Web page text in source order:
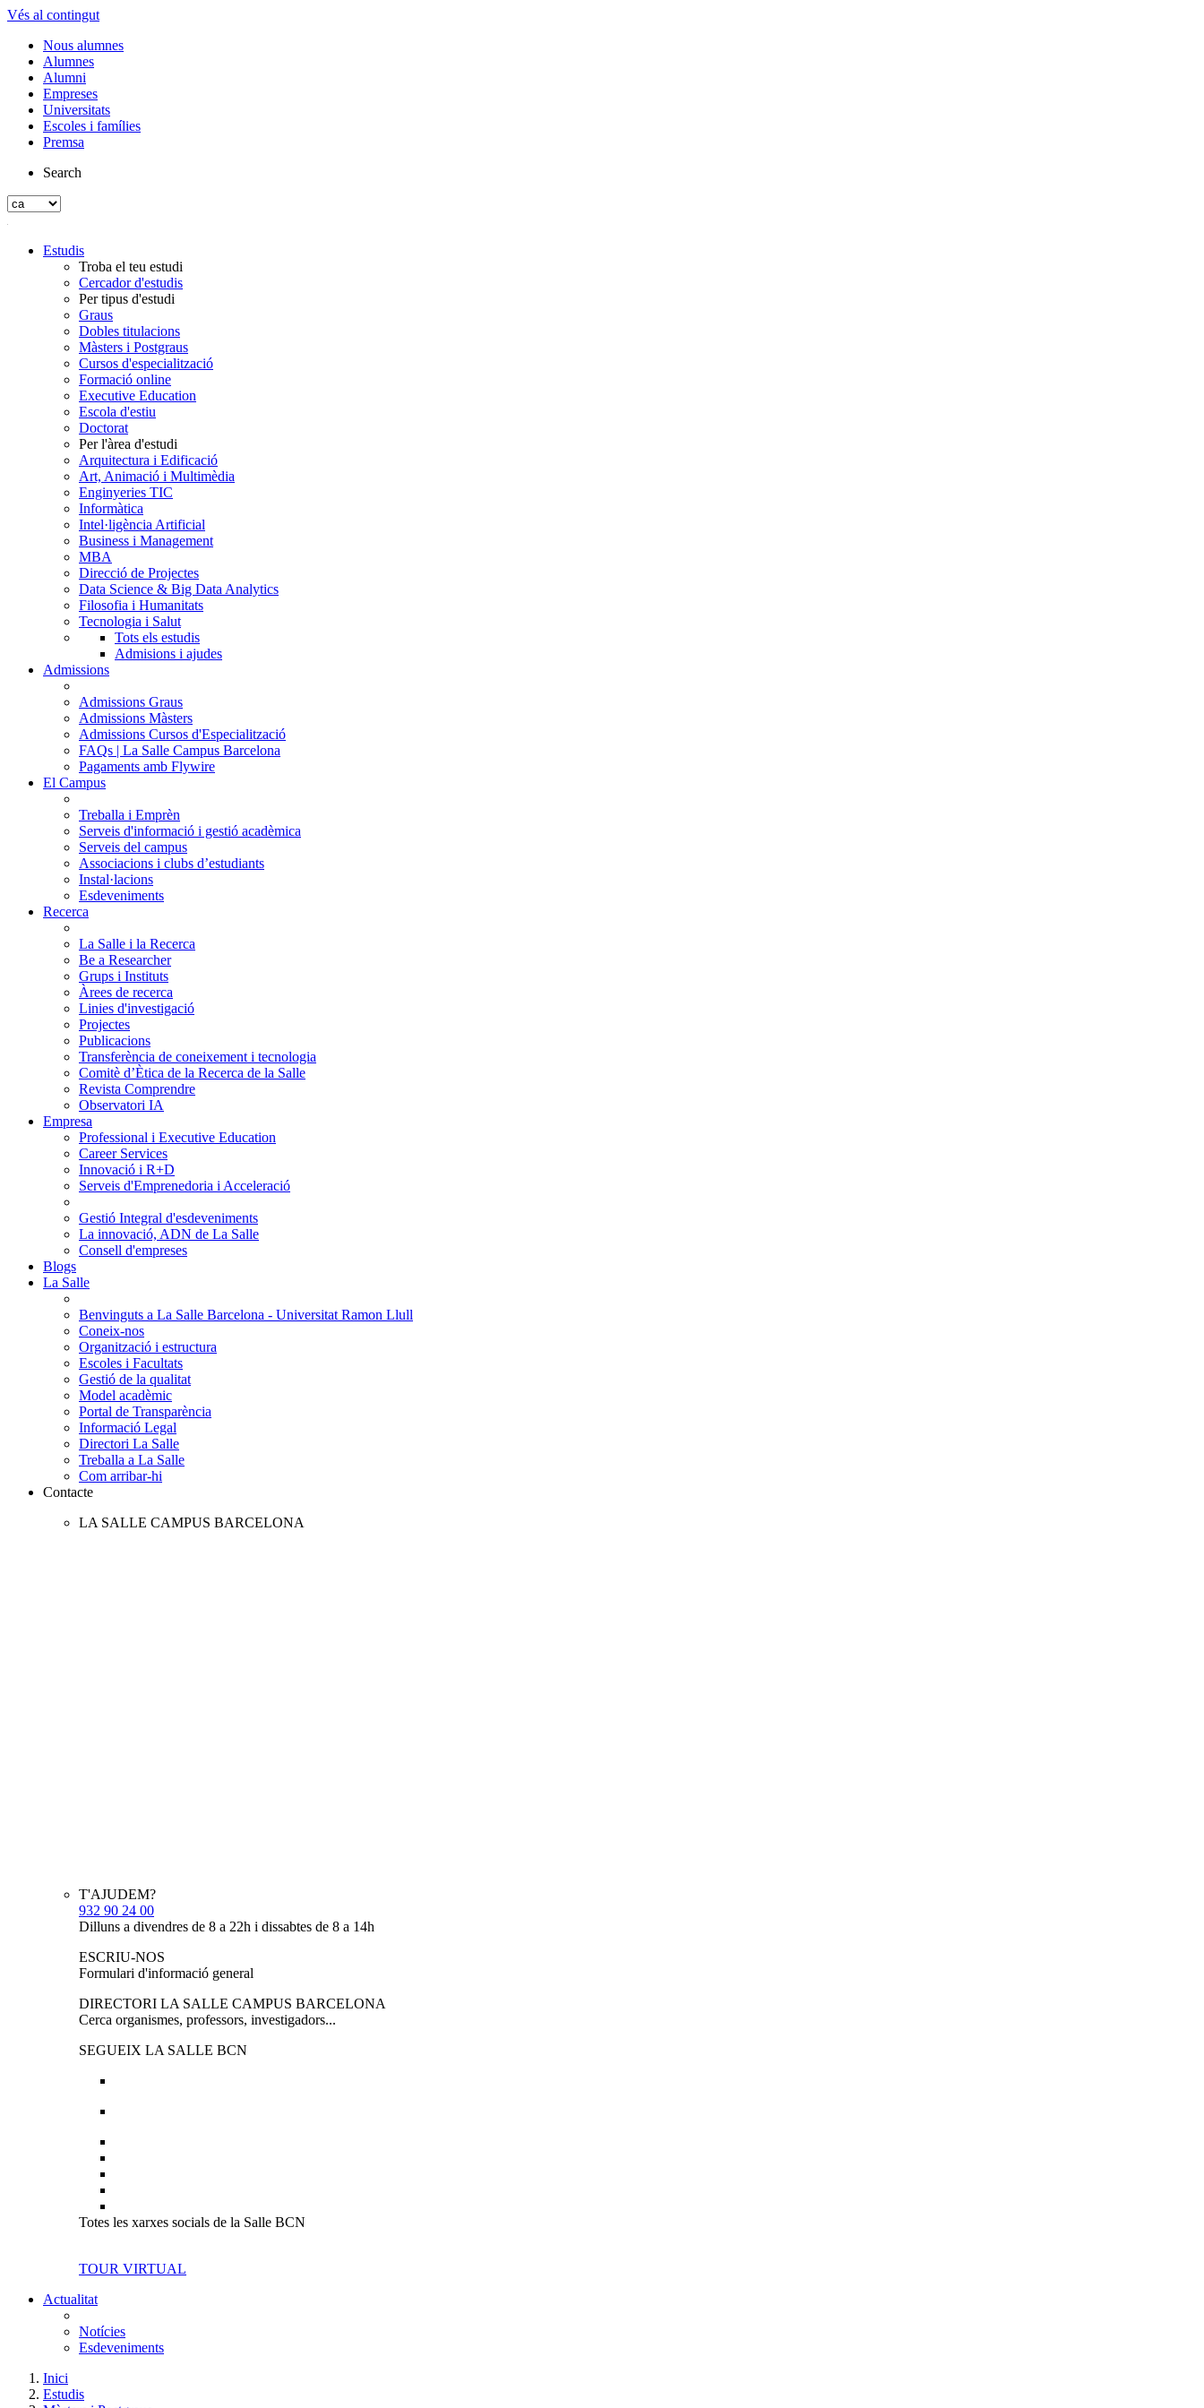
Vés al contingut
Nous alumnes
Alumnes
Alumni
Empreses
Universitats
Escoles i famílies
Premsa
Search
Estudis
Troba el teu estudi
Cercador d'estudis
Per tipus d'estudi
Graus
Dobles titulacions
Màsters i Postgraus
Cursos d'especialització
Formació online
Executive Education
Escola d'estiu
Doctorat
Per l'àrea d'estudi
Arquitectura i Edificació
Art, Animació i Multimèdia
Enginyeries TIC
Informàtica
Intel·ligència Artificial
Business i Management
MBA
Direcció de Projectes
Data Science & Big Data Analytics
Filosofia i Humanitats
Tecnologia i Salut
Tots els estudis
Admisions i ajudes
Admissions
Admissions Graus
Admissions Màsters
Admissions Cursos d'Especialització
FAQs | La Salle Campus Barcelona
Pagaments amb Flywire
El Campus
Treballa i Emprèn
Serveis d'informació i gestió acadèmica
Serveis del campus
Associacions i clubs d’estudiants
Instal·lacions
Esdeveniments
Recerca
La Salle i la Recerca
Be a Researcher
Grups i Instituts
Àrees de recerca
Linies d'investigació
Projectes
Publicacions
Transferència de coneixement i tecnologia
Comitè d’Ètica de la Recerca de la Salle
Revista Comprendre
Observatori IA
Empresa
Professional i Executive Education
Career Services
Innovació i R+D
Serveis d'Emprenedoria i Acceleració
Gestió Integral d'esdeveniments
La innovació, ADN de La Salle
Consell d'empreses
Blogs
La Salle
Benvinguts a La Salle Barcelona - Universitat Ramon Llull
Coneix-nos
Organització i estructura
Escoles i Facultats
Gestió de la qualitat
Model acadèmic
Portal de Transparència
Informació Legal
Directori La Salle
Treballa a La Salle
Com arribar-hi
Contacte
LA SALLE CAMPUS BARCELONA
T'AJUDEM?
932 90 24 00
Dilluns a divendres de 8 a 22h i dissabtes de 8 a 14h
ESCRIU-NOS
Formulari d'informació general
DIRECTORI LA SALLE CAMPUS BARCELONA
Cerca organismes, professors, investigadors...
SEGUEIX LA SALLE BCN
Totes les xarxes socials de la Salle BCN
TOUR VIRTUAL
Actualitat
Notícies
Esdeveniments
Inici
Estudis